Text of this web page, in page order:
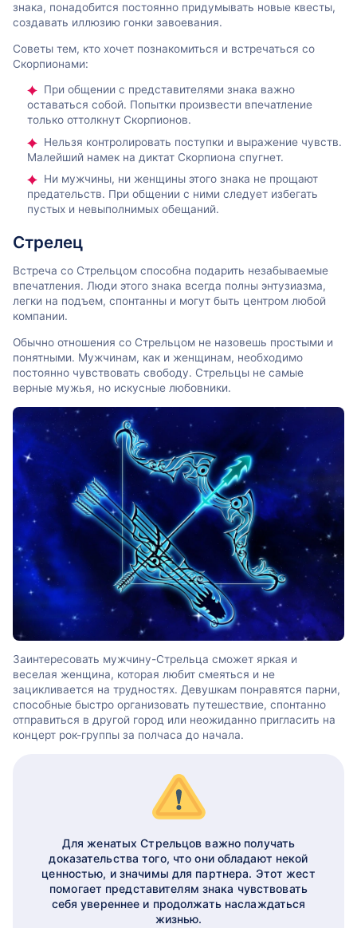
знака, понадобится постоянно придумывать новые квесты,
создавать иллюзию гонки завоевания.
Советы тем, кто хочет познакомиться и встречаться со
Скорпионами:
При общении с представителями знака важно
оставаться собой. Попытки произвести впечатление
только оттолкнут Скорпионов.
Нельзя контролировать поступки и выражение чувств.
Малейший намек на диктат Скорпиона спугнет.
Ни мужчины, ни женщины этого знака не прощают
предательств. При общении с ними следует избегать
пустых и невыполнимых обещаний.
Стрелец
Встреча со Стрельцом способна подарить незабываемые
впечатления. Люди этого знака всегда полны энтузиазма,
легки на подъем, спонтанны и могут быть центром любой
компании.
Обычно отношения со Стрельцом не назовешь простыми и
понятными. Мужчинам, как и женщинам, необходимо
постоянно чувствовать свободу. Стрельцы не самые
верные мужья, но искусные любовники.
Заинтересовать мужчину-Стрельца сможет яркая и
веселая женщина, которая любит смеяться и не
зацикливается на трудностях. Девушкам понравятся парни,
способные быстро организовать путешествие, спонтанно
отправиться в другой город или неожиданно пригласить на
концерт рок-группы за полчаса до начала.
Для женатых Стрельцов важно получать
доказательства того, что они обладают некой
ценностью, и значимы для партнера. Этот жест
помогает представителям знака чувствовать
себя увереннее и продолжать наслаждаться
жизнью.